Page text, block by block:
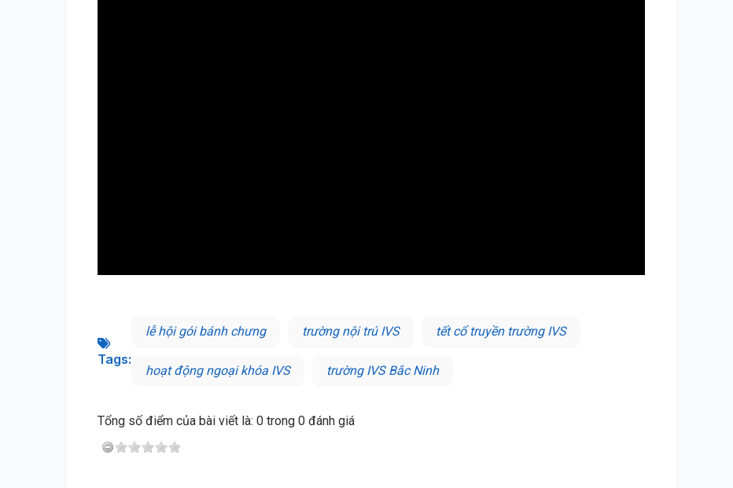
Tags:
lễ hội gói bánh chưng trường nội trú IVS tết cổ truyền trường IVS
hoạt động ngoại khóa IVS trường IVS Bắc Ninh
Tổng số điểm của bài viết là: 0 trong 0 đánh giá